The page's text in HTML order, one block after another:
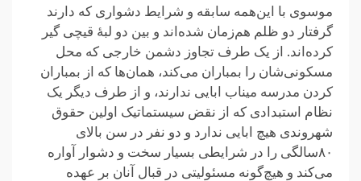
موسوی با این‌همه سابقه و شرایط دشواری که دارند
گرفتار دو ظلم هم‌زمان شده‌اند و بین دو لبهٔ قیچی گیر
کرده‌اند. از یک طرف تجاوز دشمن خارجی که محل
مسکونی‌شان را بمباران می‌کند، همان‌ها که از بمباران
کردن مدرسه میناب ابایی ندارند، و از طرف دیگر یک
نظام استبدادی که از نقض سیستماتیک اولین حقوق
شهروندی هیچ ابایی ندارد و دو نفر در سن بالای
۸۰سالگی را در شرایطی بسیار سخت و دشوار آواره
می‌کند و هیچ‌گونه مسئولیتی در قبال آنان بر عهده